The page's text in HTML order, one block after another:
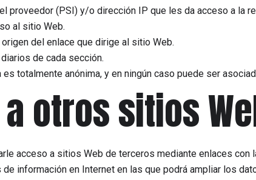
proveedor (PSI) y/o dirección IP que les da acceso a la
al sitio Web.
del enlace que dirige al sitio Web.
de cada sección.
totalmente anónima, y en ningún caso puede ser
otros sitios
acceso a sitios Web de terceros mediante enlaces
información en Internet en las que podrá ampliar los